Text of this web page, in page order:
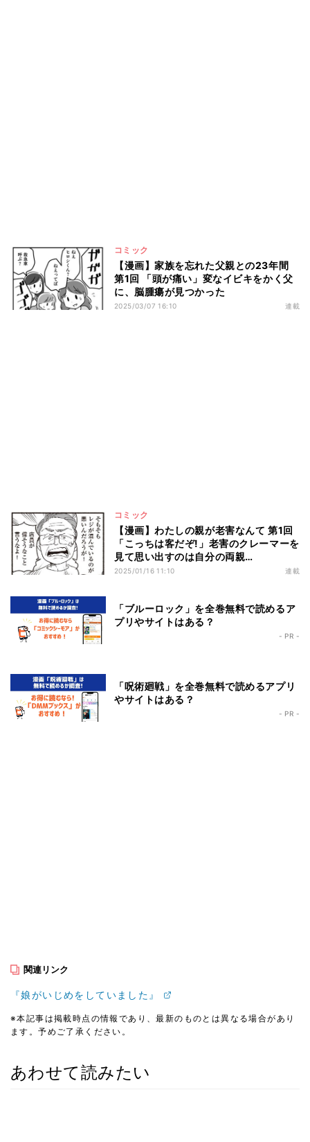
コミック
【漫画】家族を忘れた父親との23年間
第1回 「頭が痛い」変なイビキをかく父
に、脳腫瘍が見つかった
2025/03/07 16:10 連載
コミック
【漫画】わたしの親が老害なんて 第1回
「こっちは客だぞ!」老害のクレーマーを
見て思い出すのは自分の両親…
2025/01/16 11:10 連載
「ブルーロック」を全巻無料で読めるア
プリやサイトはある？
- PR -
「呪術廻戦」を全巻無料で読めるアプリ
やサイトはある？
- PR -
関連リンク
『娘がいじめをしていました』
※本記事は掲載時点の情報であり、最新のものとは異なる場合があり
ます。予めご了承ください。
あわせて読みたい